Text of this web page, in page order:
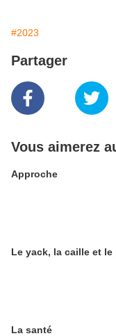
#2023
Partager
Vous aimerez
Approche
Le yack, la caille et
La santé